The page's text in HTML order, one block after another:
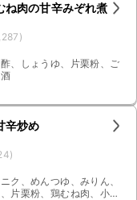
ね肉の甘辛みぞれ煮
)
、しょうゆ、片栗粉、ご
辛炒め
)
ク、めんつゆ、みりん、
片栗粉、鶏むね肉、小ね